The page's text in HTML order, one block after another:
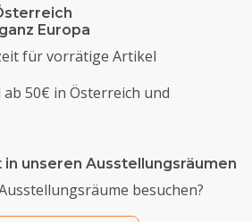
Europa
für vorrätige Artikel
50€ in Österreich und
in unseren Ausstellungsräumen
besuchen?